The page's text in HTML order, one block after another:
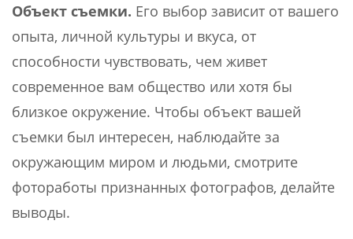
Объект съемки. Его выбор зависит от вашего
опыта, личной культуры и вкуса, от
способности чувствовать, чем живет
современное вам общество или хотя бы
близкое окружение. Чтобы объект вашей
съемки был интересен, наблюдайте за
окружающим миром и людьми, смотрите
фотоработы признанных фотографов, делайте
выводы.